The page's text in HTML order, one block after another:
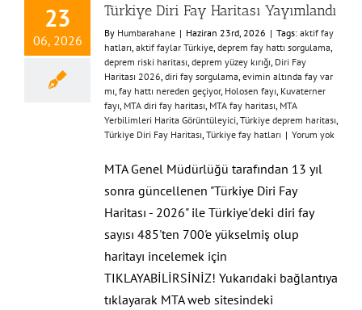
23
06, 2026
Türkiye Diri Fay Haritası Yayımlandı
By Humbarahane | Haziran 23rd, 2026 | Tags: aktif fay
hatları aktif faylar Türkiye deprem fay hattı sorgulama
deprem riski haritası deprem yüzey kırığı Diri Fay
Haritası 2026 diri fay sorgulama evimin altında fay var
mı fay hattı nereden geçiyor, Holosen fayı Kuvaterner
fayı MTA diri fay haritası MTA fay haritası MTA
Yerbilimleri Harita Görüntüleyici Türkiye deprem haritası
Türkiye Diri Fay Haritası Türkiye fay hatları | Yorum yok
MTA Genel Müdürlüğü tarafından 13 yıl
sonra güncellenen "Türkiye Diri Fay
Haritası - 2026" ile Türkiye'deki diri fay
sayısı 485'ten 700'e yükselmiş olup
haritayı incelemek için
TIKLAYABİLİRSİNİZ! Yukarıdaki bağlantıya
tıklayarak MTA web sitesindeki